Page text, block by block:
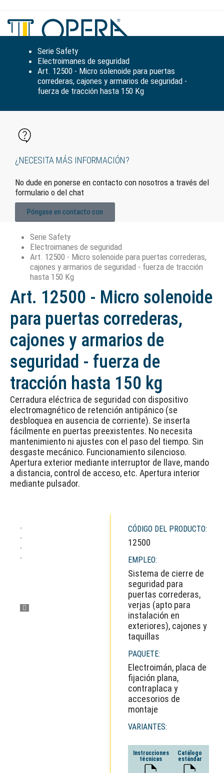
la
Serie Safety
Electroimanes de seguridad
Art. 12500 - Micro solenoide para puertas
correderas, cajones y armarios de seguridad -
fuerza de tracción hasta 150 Kg
¿NECESITA MÁS INFORMACIÓN?
No dude en ponerse en contacto con nosotros a través del
formulario o del chat
Póngase en contacto con
Serie Safety
Electroimanes de seguridad
Art. 12500 - Micro solenoide para puertas correderas,
cajones y armarios de seguridad - fuerza de tracción
hasta 150 Kg
Art. 12500 - Micro solenoide
para puertas correderas,
cajones y armarios de
seguridad - fuerza de
tracción hasta 150 kg
Cerradura eléctrica de seguridad con dispositivo
electromagnético de retención antipánico (se
desbloquea en ausencia de corriente). Se inserta
fácilmente en puertas preexistentes. No necesita
mantenimiento ni ajustes con el paso del tiempo. Sin
desgaste mecánico. Funcionamiento silencioso.
Apertura exterior mediante interruptor de llave, mando
a distancia, control de acceso, etc. Apertura interior
mediante pulsador.
CÓDIGO DEL PRODUCTO:
12500
EMPLEO:
Sistema de cierre de
seguridad para
puertas correderas,
verjas (apto para
instalación en
exteriores), cajones y
taquillas
PAQUETE:
Electroimán, placa de
fijación plana,
contraplaca y
accesorios de
montaje
VARIANTES:
Instrucciones
técnicas
Catálogo
estándar